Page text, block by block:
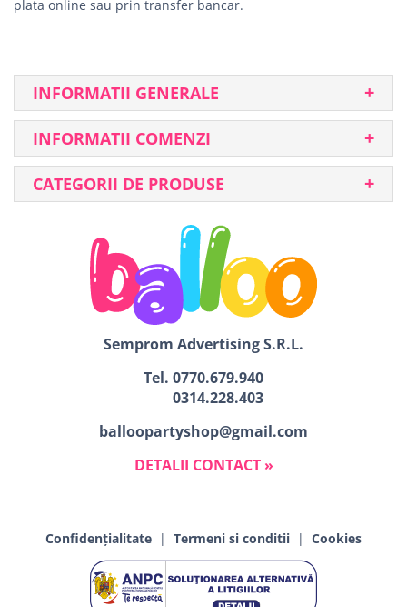
plata online sau prin transfer bancar.
INFORMATII GENERALE
INFORMATII COMENZI
CATEGORII DE PRODUSE
Semprom Advertising S.R.L.
Tel. 0770.679.940
0314.228.403
balloopartyshop@gmail.com
DETALII CONTACT »
Confidențialitate | Termeni si conditii | Cookies